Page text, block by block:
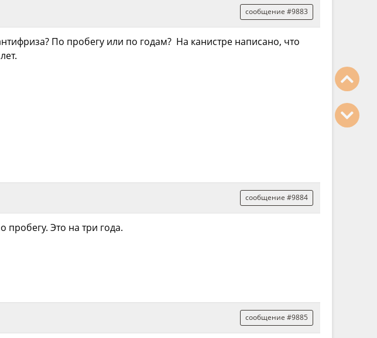
сообщение #9883
По пробегу или по годам? На канистре написано, что
сообщение #9884
Это на три года.
сообщение #9885